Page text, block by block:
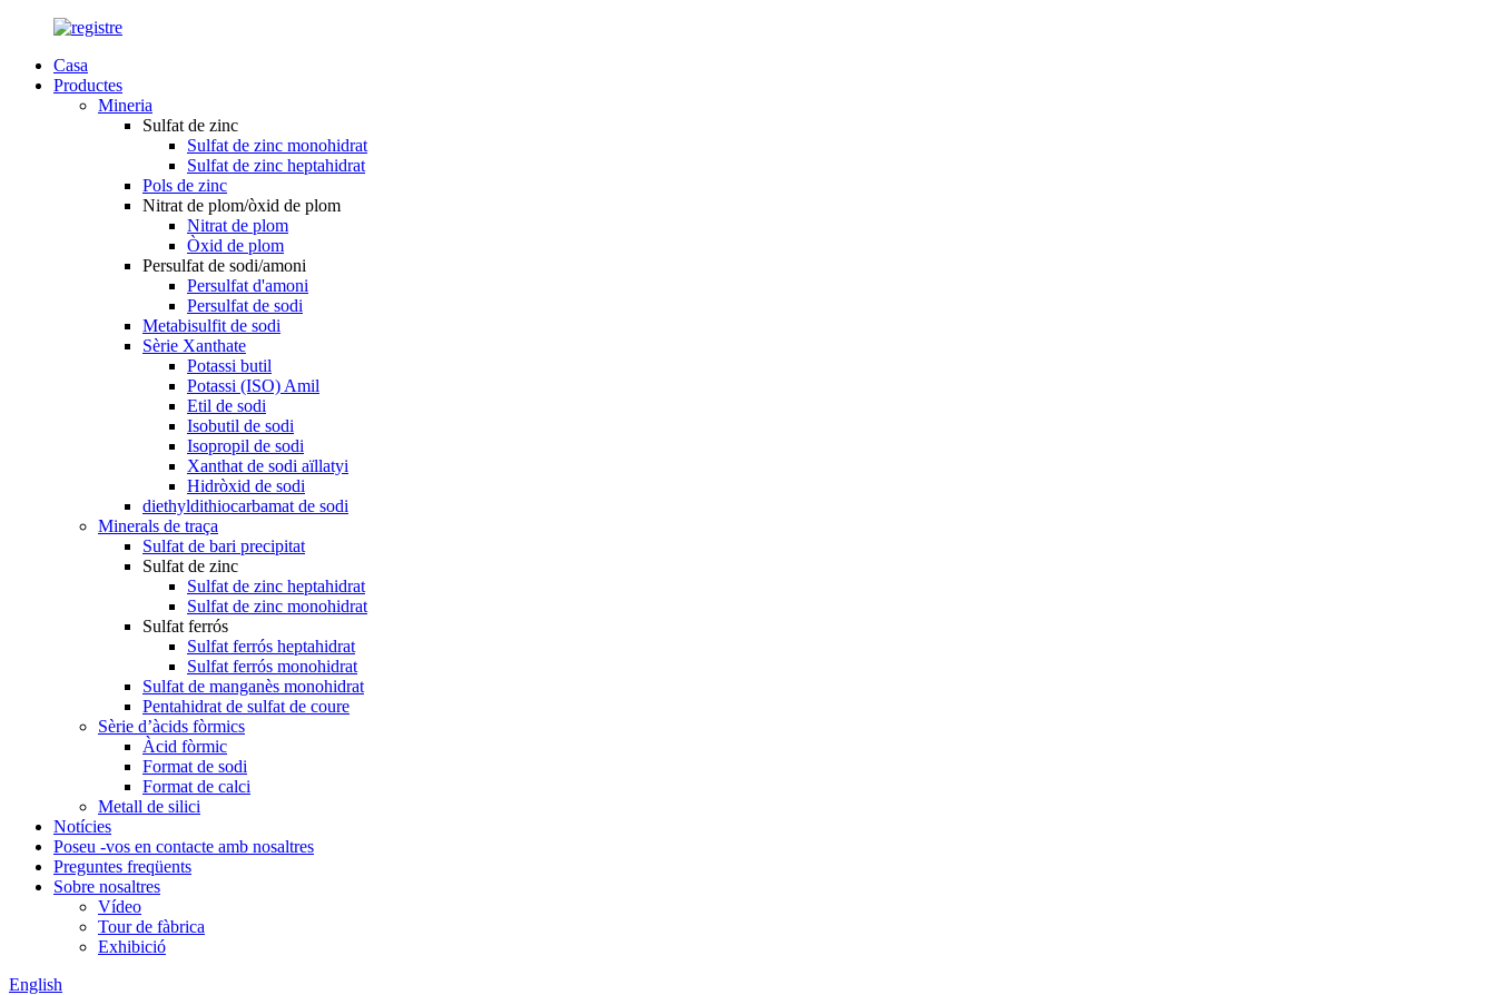
Casa
Productes
Mineria
Sulfat de zinc
Sulfat de zinc monohidrat
Sulfat de zinc heptahidrat
Pols de zinc
Nitrat de plom/òxid de plom
Nitrat de plom
Òxid de plom
Persulfat de sodi/amoni
Persulfat d'amoni
Persulfat de sodi
Metabisulfit de sodi
Sèrie Xanthate
Potassi butil
Potassi (ISO) Amil
Etil de sodi
Isobutil de sodi
Isopropil de sodi
Xanthat de sodi aïllatyi
Hidròxid de sodi
diethyldithiocarbamat de sodi
Minerals de traça
Sulfat de bari precipitat
Sulfat de zinc
Sulfat de zinc heptahidrat
Sulfat de zinc monohidrat
Sulfat ferrós
Sulfat ferrós heptahidrat
Sulfat ferrós monohidrat
Sulfat de manganès monohidrat
Pentahidrat de sulfat de coure
Sèrie d’àcids fòrmics
Àcid fòrmic
Format de sodi
Format de calci
Metall de silici
Notícies
Poseu -vos en contacte amb nosaltres
Preguntes freqüents
Sobre nosaltres
Vídeo
Tour de fàbrica
Exhibició
English